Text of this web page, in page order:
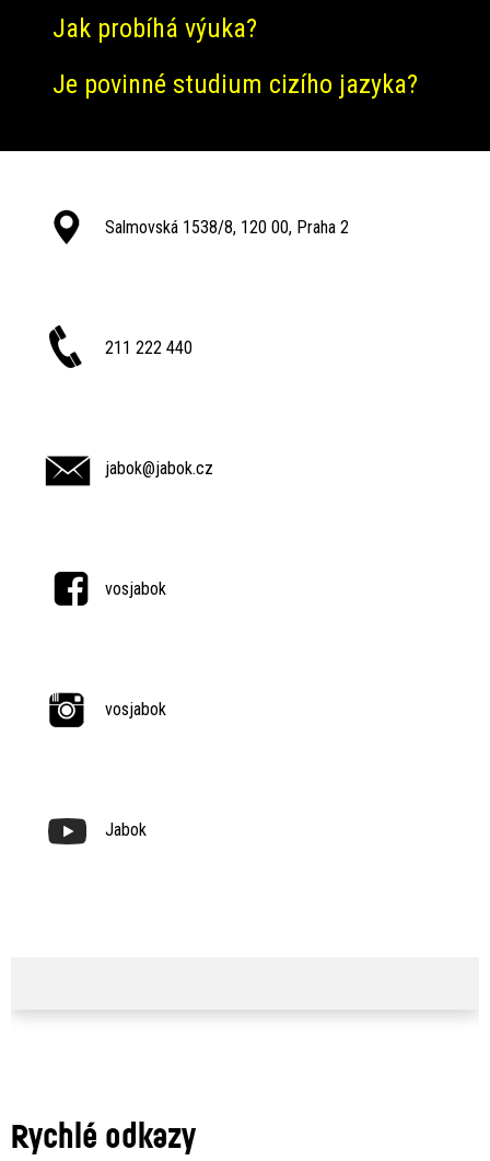
Jak probíhá výuka?
Je povinné studium cizího jazyka?
Salmovská 1538/8, 120 00, Praha 2
211 222 440
jabok@jabok.cz
vosjabok
vosjabok
Jabok
Rychlé odkazy